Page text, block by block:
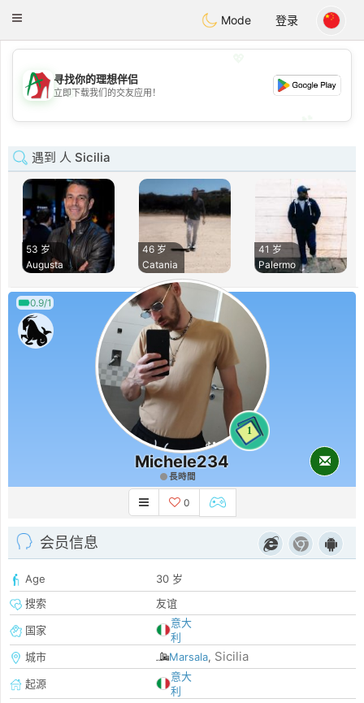
AmamiOra
Toggle
Mode 登录
💖
💕
寻找你的理想伴侣
立即下载我们的交友应用！
遇到 人 Sicilia
53 岁
Augusta
46 岁
Catania
41 岁
Palermo
0.9/1
1
Michele234
長時間
0
会员信息
Age
30 岁
搜索
友谊
国家
意大
利
城市
Marsala, Sicilia
起源
意大
利